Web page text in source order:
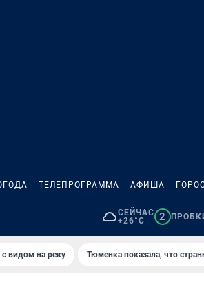
ТЕЛЕПРОГРАММА АФИША
СЕЙЧАС
+26°C
2
видом на реку Тюменка показала, что